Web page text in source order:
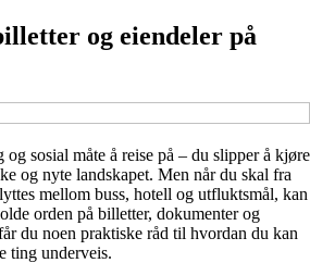
og eiendeler på
og sosial måte å reise på – du slipper å kjøre
og nyte landskapet. Men når du skal fra
mellom buss, hotell og utfluktsmål, kan
orden på billetter, dokumenter og
du noen praktiske råd til hvordan du kan
ting underveis.